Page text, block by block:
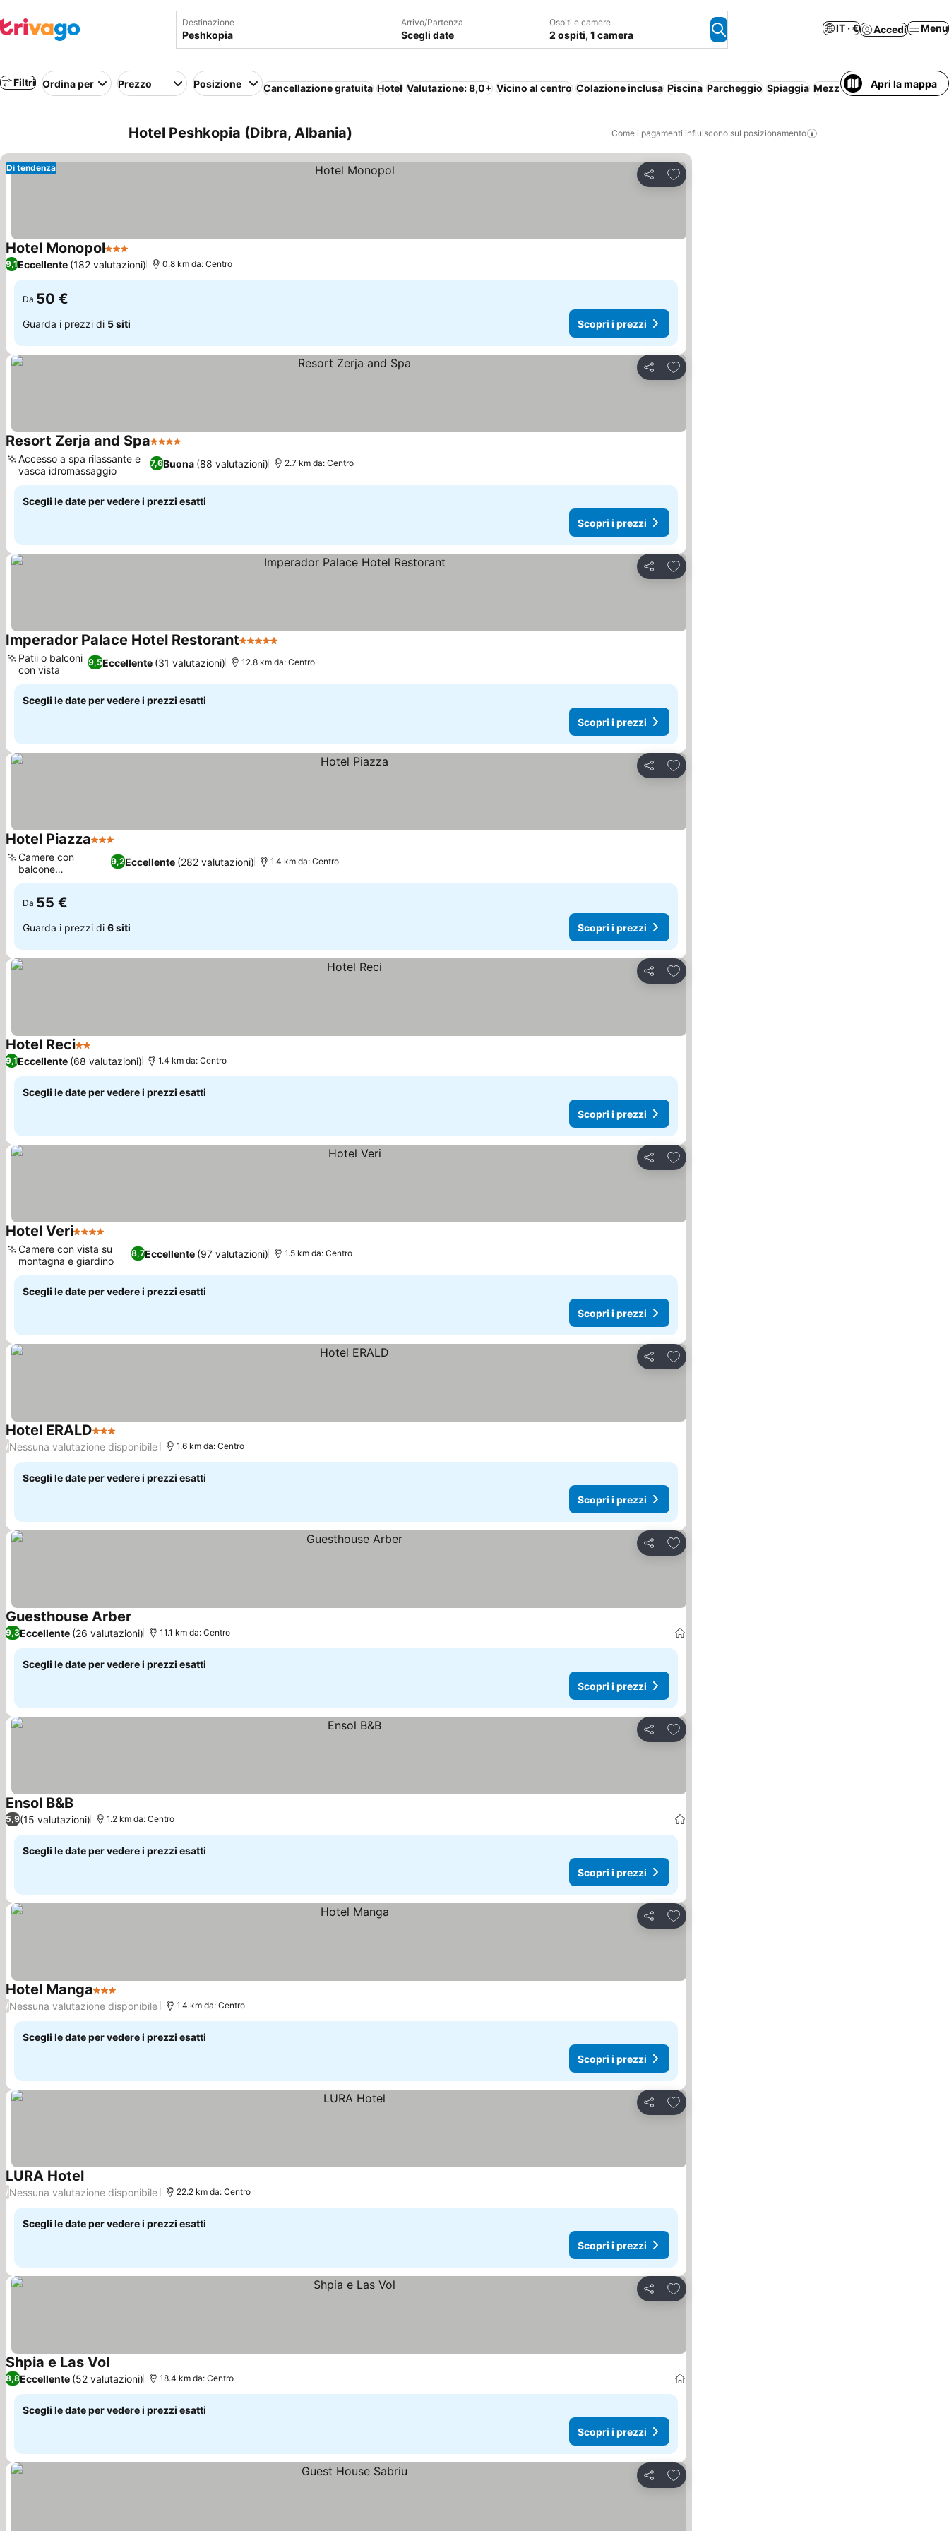
Destinazione Arrivo/Partenza
Scegli date
Ospiti e camere
2 ospiti, 1 camera
IT · € Accedi Menu
Filtri Ordina per Prezzo Posizione Cancellazione gratuita Hotel Valutazione: 8,0+ Vicino al centro Colazione inclusa Piscina Parcheggio Spiaggia Mezza pensione Pensione
Apri la mappa
Hotel Peshkopia (Dibra, Albania) Come i pagamenti influiscono sul posizionamento
Condividi
Aggiungi ai preferiti
Di tendenza
Hotel Monopol3 StelleScopri i prezzi
9,1Eccellente (182 valutazioni) 0.8 km da: Centro
Da 50 €
Guarda i prezzi di 5 siti Scopri i prezzi
Condividi
Aggiungi ai preferiti
Resort Zerja and Spa4 Stelle
7,6Buona (88 valutazioni)
Accesso a spa rilassante e
vasca idromassaggio
2.7 km da: Centro
Scegli le date per vedere i prezzi esatti
Scopri i prezzi
Condividi
Aggiungi ai preferiti
Imperador Palace Hotel Restorant5 Stelle
9,5Eccellente (31 valutazioni)
Patii o balconi
con vista
12.8 km da: Centro
Scegli le date per vedere i prezzi esatti
Scopri i prezzi
Condividi
Aggiungi ai preferiti
Hotel Piazza3 Stelle
9,2Eccellente (282 valutazioni)
Camere con
balcone
panoramico
1.4 km da: Centro
Da 55 €
Guarda i prezzi di 6 siti Scopri i prezzi
Condividi
Aggiungi ai preferiti
Hotel Reci2 StelleScopri i prezzi
9,1Eccellente (68 valutazioni) 1.4 km da: Centro
Scegli le date per vedere i prezzi esatti
Scopri i prezzi
Condividi
Aggiungi ai preferiti
Hotel Veri4 Stelle
8,7Eccellente (97 valutazioni)
Camere con vista su
montagna e giardino
1.5 km da: Centro
Scegli le date per vedere i prezzi esatti
Scopri i prezzi
Condividi
Aggiungi ai preferiti
Hotel ERALD3 StelleScopri i prezzi
/Nessuna valutazione disponibile 1.6 km da: Centro
Scegli le date per vedere i prezzi esatti
Scopri i prezzi
Condividi
Aggiungi ai preferiti
Guesthouse Arber Scopri i prezzi
9,3Eccellente (26 valutazioni) 11.1 km da: Centro
Scegli le date per vedere i prezzi esatti
Scopri i prezzi
Condividi
Aggiungi ai preferiti
Ensol B&BScopri i prezzi
5,9(15 valutazioni) 1.2 km da: Centro
Scegli le date per vedere i prezzi esatti
Scopri i prezzi
Condividi
Aggiungi ai preferiti
Hotel Manga3 StelleScopri i prezzi
/Nessuna valutazione disponibile 1.4 km da: Centro
Scegli le date per vedere i prezzi esatti
Scopri i prezzi
Condividi
Aggiungi ai preferiti
LURA HotelScopri i prezzi
/Nessuna valutazione disponibile 22.2 km da: Centro
Scegli le date per vedere i prezzi esatti
Scopri i prezzi
Condividi
Aggiungi ai preferiti
Shpia e Las VolScopri i prezzi
8,8Eccellente (52 valutazioni) 18.4 km da: Centro
Scegli le date per vedere i prezzi esatti
Scopri i prezzi
Condividi
Aggiungi ai preferiti